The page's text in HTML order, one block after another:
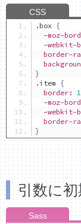
. box {
-moz-
-webkit-
border-
}
.item {
border :
-moz-
-webkit-
border-
}
引数に